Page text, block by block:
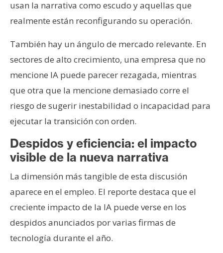
usan la narrativa como escudo y aquellas que
realmente están reconfigurando su operación.
También hay un ángulo de mercado relevante. En
sectores de alto crecimiento, una empresa que no
mencione IA puede parecer rezagada, mientras
que otra que la mencione demasiado corre el
riesgo de sugerir inestabilidad o incapacidad para
ejecutar la transición con orden.
Despidos y eficiencia: el impacto
visible de la nueva narrativa
La dimensión más tangible de esta discusión
aparece en el empleo. El reporte destaca que el
creciente impacto de la IA puede verse en los
despidos anunciados por varias firmas de
tecnología durante el año.